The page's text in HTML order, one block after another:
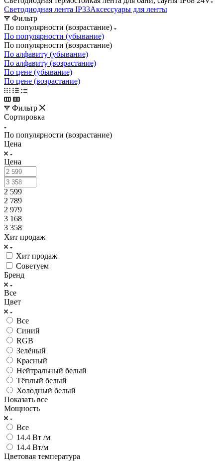
Светодиодная лента IP33Аксессуары для ленты
Фильтр
По популярности (возрастание)
По популярности (убывание)
По популярности (возрастание)
По алфавиту (убывание)
По алфавиту (возрастание)
По цене (убывание)
По цене (возрастание)
Фильтр
Сортировка
По популярности (возрастание)
Цена
Цена
2 599
2 789
2 979
3 168
3 358
Хит продаж
Хит продаж
Советуем
Бренд
Все
Цвет
Все
Cиний
RGB
Зелёный
Красный
Нейтральный белый
Тёплый белый
Холодный белый
Показать все
Мощность
Все
14.4 Вт /м
14.4 Вт/м
Цветовая температура